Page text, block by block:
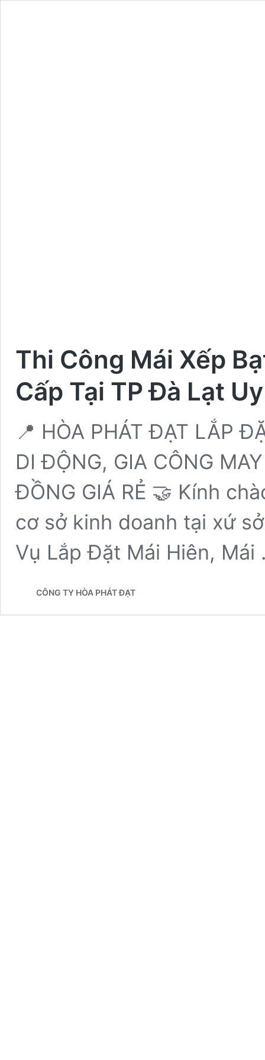
Thi Công Mái Xếp
Cấp Tại TP Đà Lạt
📍 HÒA PHÁT ĐẠT LẮP
DI ĐỘNG, GIA CÔNG
ĐỒNG GIÁ RẺ 🤝 Kính
cơ sở kinh doanh tại xứ
Vụ Lắp Đặt Mái Hiên,
CÔNG TY HÒA PHÁT ĐẠT